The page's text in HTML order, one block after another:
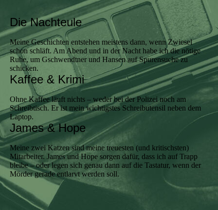
Die Nachteule
Meine Geschichten entstehen meistens dann, wenn Zwiesel
schon schläft. Am Abend und in der Nacht habe ich die nötige
Ruhe, um Gschwendtner und Hansen auf Spurensuche zu
schicken.
Kaffee & Krimi
Ohne Kaffee läuft nichts – weder bei der Polizei noch am
Schreibtisch. Er ist mein wichtigstes Schreibutensil neben dem
Laptop.
James & Hope
Meine zwei Katzen sind meine treuesten (und kritischsten)
Mitarbeiter. James und Hope sorgen dafür, dass ich auf Trapp
bleibe – oder legen sich genau dann auf die Tastatur, wenn der
Mörder gerade entlarvt werden soll.